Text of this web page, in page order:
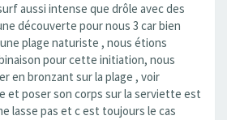
aussi intense que drôle avec des
découverte pour nous 3 car bien
plage naturiste , nous étions
pour cette initiation, nous
en bronzant sur la plage , voir
et poser son corps sur la serviette est
lasse pas et c est toujours le cas